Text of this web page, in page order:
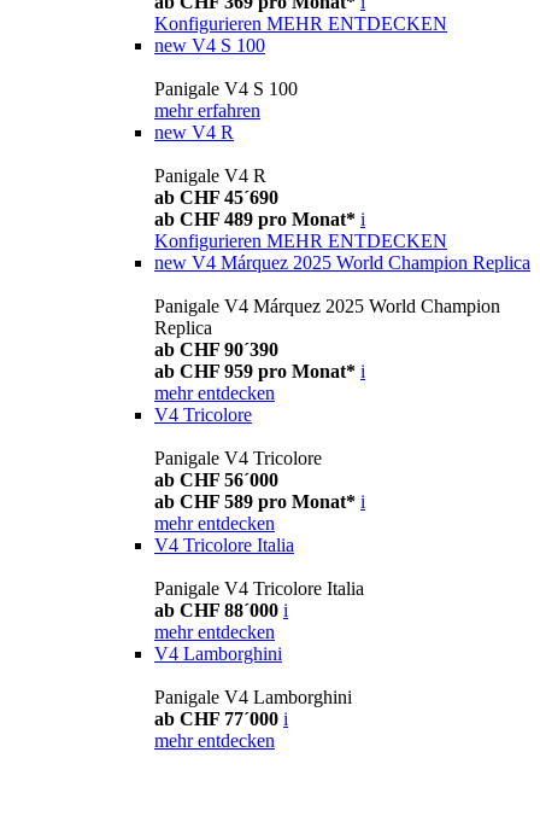
Konfigurieren MEHR ENTDECKEN
new V4 S 100
Panigale V4 S 100
mehr erfahren
new V4 R
Panigale V4 R
ab CHF 45´690
ab CHF 489 pro Monat* i
Konfigurieren MEHR ENTDECKEN
new V4 Márquez 2025 World Champion Replica
Panigale V4 Márquez 2025 World Champion
Replica
ab CHF 90´390
ab CHF 959 pro Monat* i
mehr entdecken
V4 Tricolore
Panigale V4 Tricolore
ab CHF 56´000
ab CHF 589 pro Monat* i
mehr entdecken
V4 Tricolore Italia
Panigale V4 Tricolore Italia
ab CHF 88´000 i
mehr entdecken
V4 Lamborghini
Panigale V4 Lamborghini
ab CHF 77´000 i
mehr entdecken